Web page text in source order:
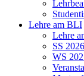
Lehre am BLI
Lehre
SS 2026
WS